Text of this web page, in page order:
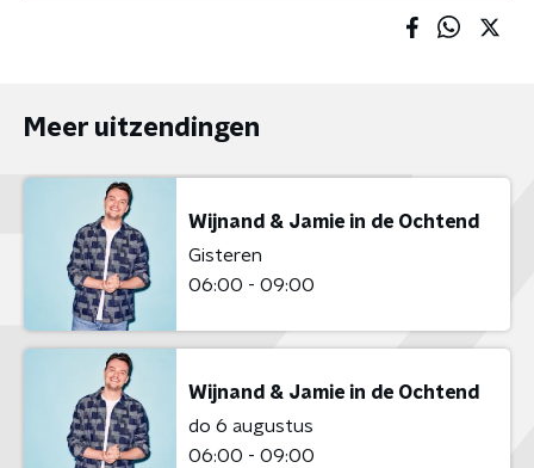
Meer uitzendingen
Wijnand & Jamie in de Ochtend
Gisteren
06:00 - 09:00
Wijnand & Jamie in de Ochtend
do 6 augustus
06:00 - 09:00